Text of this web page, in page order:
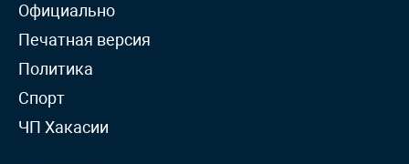
Официально
Печатная версия
Политика
Спорт
ЧП Хакасии